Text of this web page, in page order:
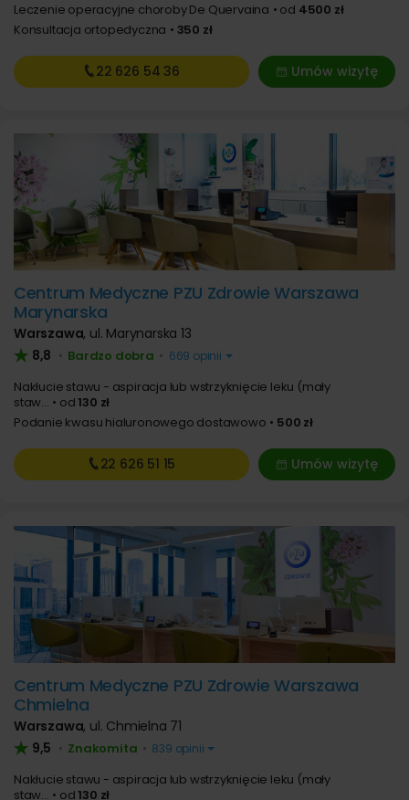
Leczenie operacyjne choroby De Quervaina
od 4500 zł
Konsultacja ortopedyczna
350 zł
Umów wizytę
22 626 54 36
Centrum Medyczne PZU Zdrowie Warszawa
Marynarska
Warszawa, ul. Marynarska 13
8,8 • Bardzo dobra • 669 opinii
Nakłucie stawu - aspiracja lub wstrzyknięcie leku (mały
staw...
od130 zł
Podanie kwasu hialuronowego dostawowo
500 zł
Umów wizytę
22 626 51 15
Centrum Medyczne PZU Zdrowie Warszawa
Chmielna
Warszawa, ul. Chmielna 71
9,5 • Znakomita • 839 opinii
Nakłucie stawu - aspiracja lub wstrzyknięcie leku (mały
staw...
od130 zł